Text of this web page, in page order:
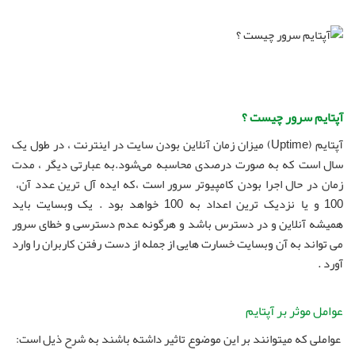
آپتایم سرور چیست ؟
آپتایم (Uptime) میزان زمان آنلاین بودن سایت در اینترنت ، در طول یک
سال است که به صورت درصدی محاسبه می‌شود.به عبارتی دیگر ، مدت
زمان در حال اجرا بودن کامپیوتر سرور است ،که ایده آل ترین عدد آن،
100 و یا نزدیک ترین اعداد به 100 خواهد بود . یک وبسایت باید
همیشه آنلاین و در دسترس باشد و هرگونه عدم دسترسی و خطای سرور
می تواند به آن وبسایت خسارت هایی از جمله از دست رفتن کاربران را وارد
آورد .
عوامل موثر بر آپتایم
عواملی که میتوانند بر این موضوع تاثیر داشته باشند به شرح ذیل است: